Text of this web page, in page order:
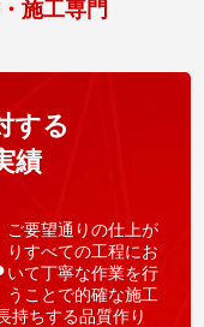
施工専門
する
績
ご要望通りの仕上が
りすべての工程にお
いて丁寧な作業を行
うことで的確な施工
持ちする品質作り